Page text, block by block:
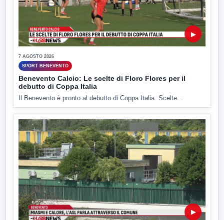
▶
7 AGOSTO 2026
SPORT BENEVENTO
Benevento Calcio: Le scelte di Floro Flores per il
debutto di Coppa Italia
Il Benevento è pronto al debutto di Coppa Italia. Scelte...
▶